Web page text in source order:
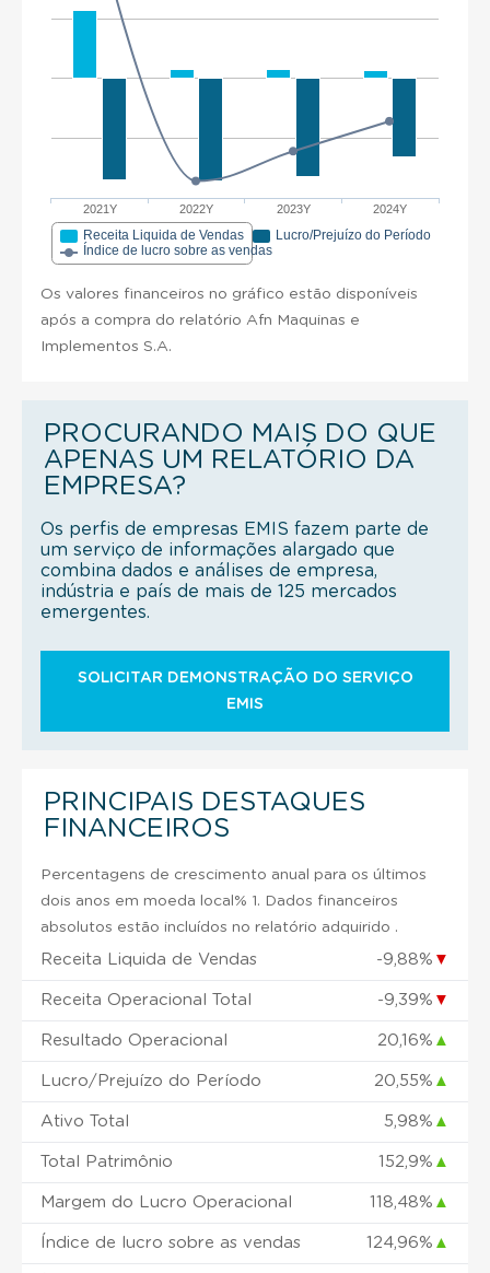
2021Y 2022Y 2023Y 2024Y
Receita Liquida de Vendas
Lucro/Prejuízo do Período
Índice de lucro sobre as vendas
Os valores financeiros no gráfico estão disponíveis
após a compra do relatório Afn Maquinas e
Implementos S.A.
PROCURANDO MAIS DO QUE
APENAS UM RELATÓRIO DA
EMPRESA?
Os perfis de empresas EMIS fazem parte de
um serviço de informações alargado que
combina dados e análises de empresa,
indústria e país de mais de 125 mercados
emergentes.
SOLICITAR DEMONSTRAÇÃO DO SERVIÇO
EMIS
PRINCIPAIS DESTAQUES
FINANCEIROS
Percentagens de crescimento anual para os últimos
dois anos em moeda local% 1. Dados financeiros
absolutos estão incluídos no relatório adquirido .
Receita Liquida de Vendas -9,88% ▼
Receita Operacional Total -9,39% ▼
Resultado Operacional 20,16% ▲
Lucro/Prejuízo do Período 20,55% ▲
Ativo Total 5,98% ▲
Total Patrimônio 152,9% ▲
Margem do Lucro Operacional 118,48% ▲
Índice de lucro sobre as vendas 124,96% ▲